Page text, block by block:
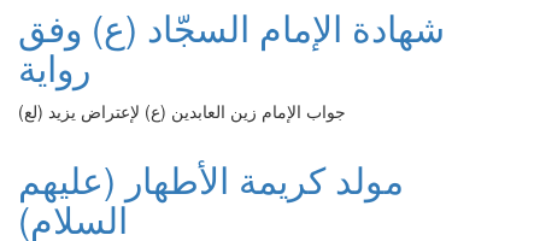
شهادة الإمام السجّاد (ع) وفق
رواية
جواب الإمام زين العابدين (ع) لإعتراض يزيد (لع)
مولد كريمة الأطهار (عليهم
السلام)